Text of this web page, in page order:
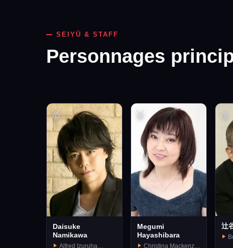
SEIYŪ & STAFF
Personnages
🥇
Daisuke
Namikawa
🥈
Megumi
Hayashibara
🥉
辻